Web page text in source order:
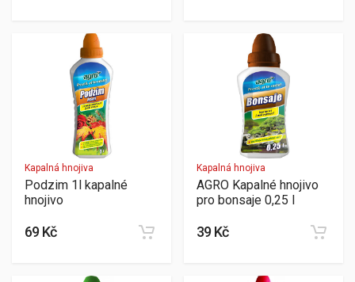
Kapalná hnojiva
Podzim 1l kapalné
hnojivo
69 Kč
Kapalná hnojiva
AGRO Kapalné hnojivo
pro bonsaje 0,25 l
39 Kč